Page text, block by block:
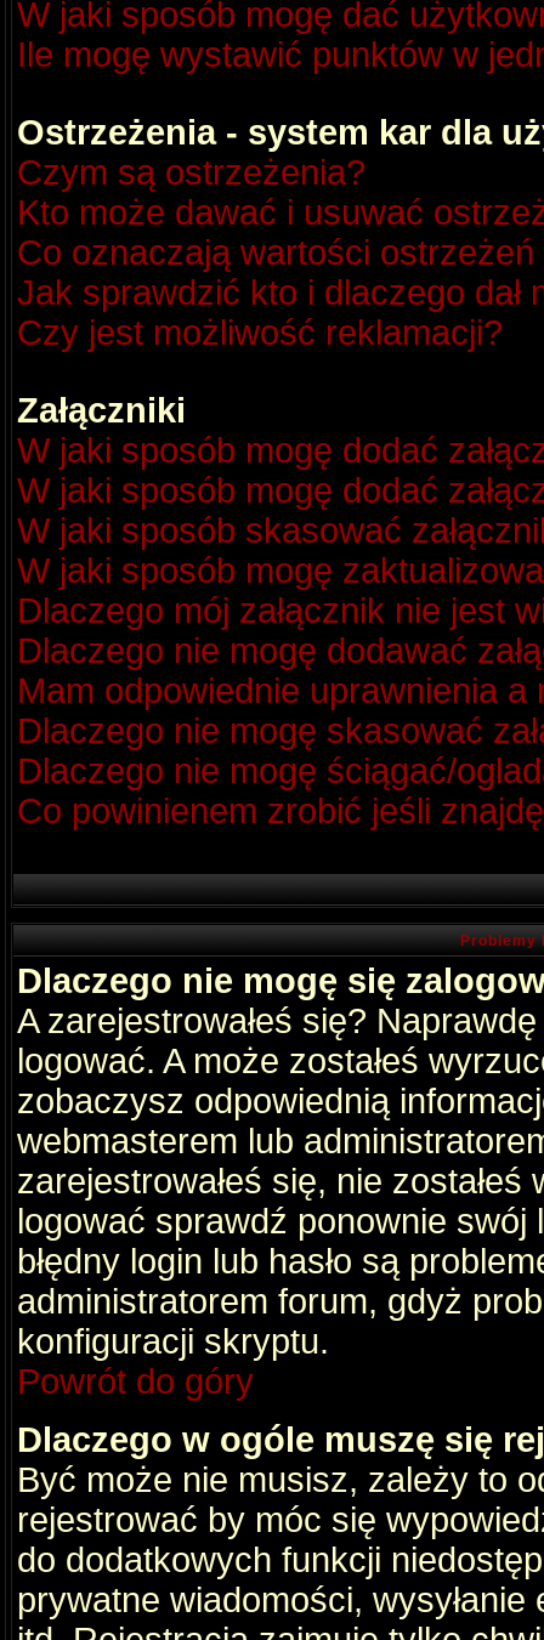
W jaki sposób mogę dać
Ile mogę wystawić punktów w
Ostrzeżenia - system kar dla
Czym są ostrzeżenia?
Kto może dawać i usuwać
Co oznaczają wartości
Jak sprawdzić kto i dlaczego dał
Czy jest możliwość reklamacji?
Załączniki
W jaki sposób mogę dodać
W jaki sposób mogę dodać
W jaki sposób skasować
W jaki sposób mogę
Dlaczego mój załącznik nie jest
Dlaczego nie mogę dodawać
Mam odpowiednie uprawnienia a
Dlaczego nie mogę skasować
Dlaczego nie mogę ściągać/
Co powinienem zrobić jeśli
Problemy
Dlaczego nie mogę się
A zarejestrowałeś się?
logować. A może zostałeś
zobaczysz odpowiednią
webmasterem lub
zarejestrowałeś się, nie
logować sprawdź ponownie swój
błędny login lub hasło są
administratorem forum, gdyż
konfiguracji skryptu.
Powrót do góry
Dlaczego w ogóle muszę się
Być może nie musisz, zależy to
rejestrować by móc się
do dodatkowych funkcji
prywatne wiadomości,